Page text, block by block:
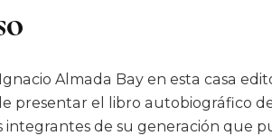
Almada Bay en esta casa
presentar el libro autobiográfico
integrantes de su generación que